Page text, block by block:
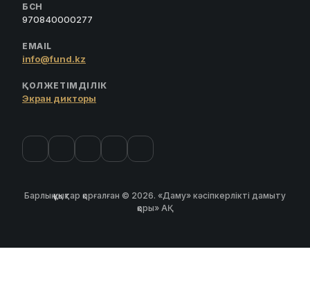
БСН
970840000277
EMAIL
info@fund.kz
ҚОЛЖЕТІМДІЛІК
Экран дикторы
Барлық құқықтар қорғалған © 2026. «Даму» кәсіпкерлікті дамыту
қоры» АҚ